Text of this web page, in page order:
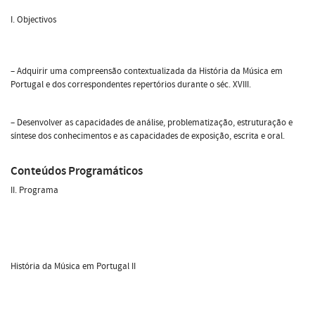
I. Objectivos
– Adquirir uma compreensão contextualizada da História da Música em
Portugal e dos correspondentes repertórios durante o séc. XVIII.
– Desenvolver as capacidades de análise, problematização, estruturação e
síntese dos conhecimentos e as capacidades de exposição, escrita e oral.
Conteúdos Programáticos
II. Programa
História da Música em Portugal II